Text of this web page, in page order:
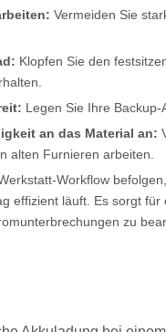
Vermeiden Sie
Klopfen Sie den
Legen Sie Ihre
an das Material an:
alten Furnieren arbeiten.
Workflow
effizient läuft. Es sorgt
zu